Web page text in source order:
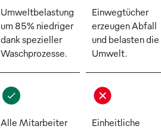
Umweltbelastung
um 85% niedriger
dank spezieller
Waschprozesse.
Einwegtücher
erzeugen Abfall
und belasten die
Umwelt.
Alle Mitarbeiter
Einheitliche